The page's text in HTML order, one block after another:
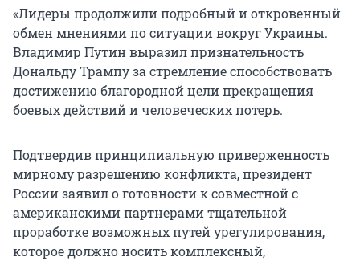
«Лидеры продолжили подробный и откровенный
обмен мнениями по ситуации вокруг Украины.
Владимир Путин выразил признательность
Дональду Трампу за стремление способствовать
достижению благородной цели прекращения
боевых действий и человеческих потерь.
Подтвердив принципиальную приверженность
мирному разрешению конфликта, президент
России заявил о готовности к совместной с
американскими партнерами тщательной
проработке возможных путей урегулирования,
которое должно носить комплексный,